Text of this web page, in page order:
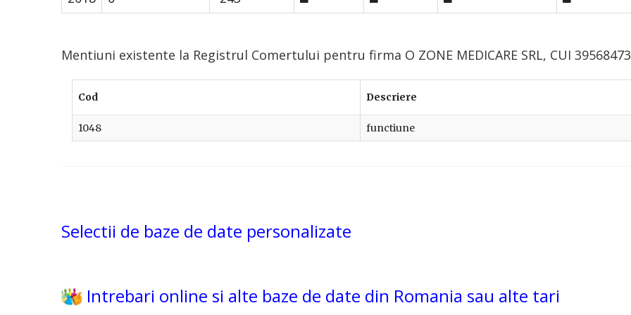
Mentiuni existente la Registrul Comertului pentru firma O ZONE MEDICARE SRL, CUI
Cod Descriere
1048 functiune
Selectii de baze de date personalizate
Intrebari online si alte baze de date din Romania sau alte tari